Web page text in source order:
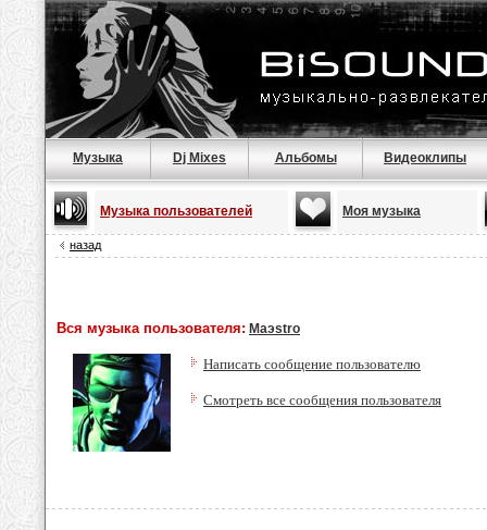
Музыка Dj Mixes Альбомы Видеоклипы
Музыка пользователей Моя музыка
назад
Вся музыка пользователя: Maэstro
Написать сообщение пользователю
Смотреть все сообщения пользователя